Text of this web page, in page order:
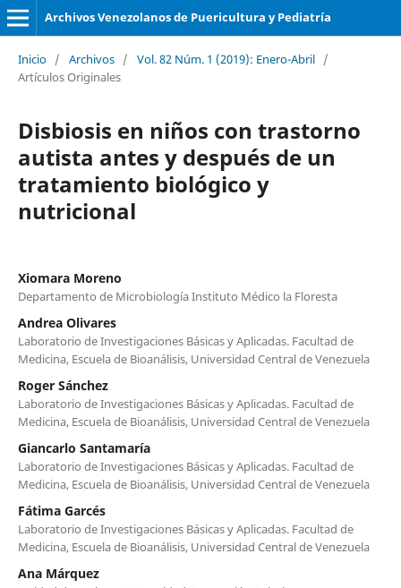
Archivos Venezolanos de Puericultura y Pediatría
Inicio / Archivos / Vol. 82 Núm. 1 (2019): Enero-Abril /
Artículos Originales
Disbiosis en niños con trastorno
autista antes y después de un
tratamiento biológico y
nutricional
Xiomara Moreno
Departamento de Microbiología Instituto Médico la Floresta
Andrea Olivares
Laboratorio de Investigaciones Básicas y Aplicadas. Facultad de
Medicina, Escuela de Bioanálisis, Universidad Central de Venezuela
Roger Sánchez
Laboratorio de Investigaciones Básicas y Aplicadas. Facultad de
Medicina, Escuela de Bioanálisis, Universidad Central de Venezuela
Giancarlo Santamaría
Laboratorio de Investigaciones Básicas y Aplicadas. Facultad de
Medicina, Escuela de Bioanálisis, Universidad Central de Venezuela
Fátima Garcés
Laboratorio de Investigaciones Básicas y Aplicadas. Facultad de
Medicina, Escuela de Bioanálisis, Universidad Central de Venezuela
Ana Márquez